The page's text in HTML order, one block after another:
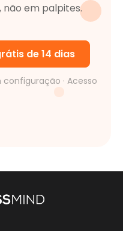
não em palpites.
de 14 dias
· Acesso